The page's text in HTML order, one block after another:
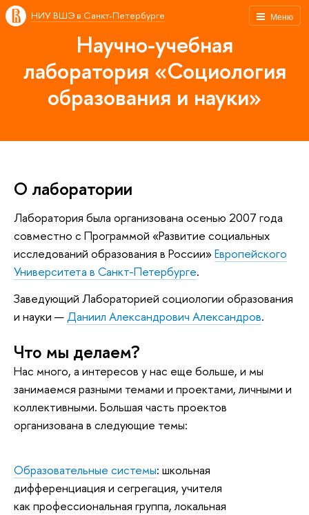
Меню
НИУ ВШЭ в Санкт-Петербурге
Научно-учебная
лаборатория «Социология
образования и науки»
О лаборатории
Лаборатория была организована осенью 2007 года
совместно с Программой «Развитие социальных
исследований образования в России»Европейского
Университета в Санкт-Петербурге.
Заведующий Лабораторией социологии образования
и науки —Даниил Александрович Александров.
Что мы делаем?
Нас много, а интересов у нас еще больше, и мы
занимаемся разными темами и проектами, личными и
коллективными. Большая часть проектов
организована в следующие темы:
Образовательные системы: школьная
дифференциация и сегрегация, учителя
как профессиональная группа, локальная